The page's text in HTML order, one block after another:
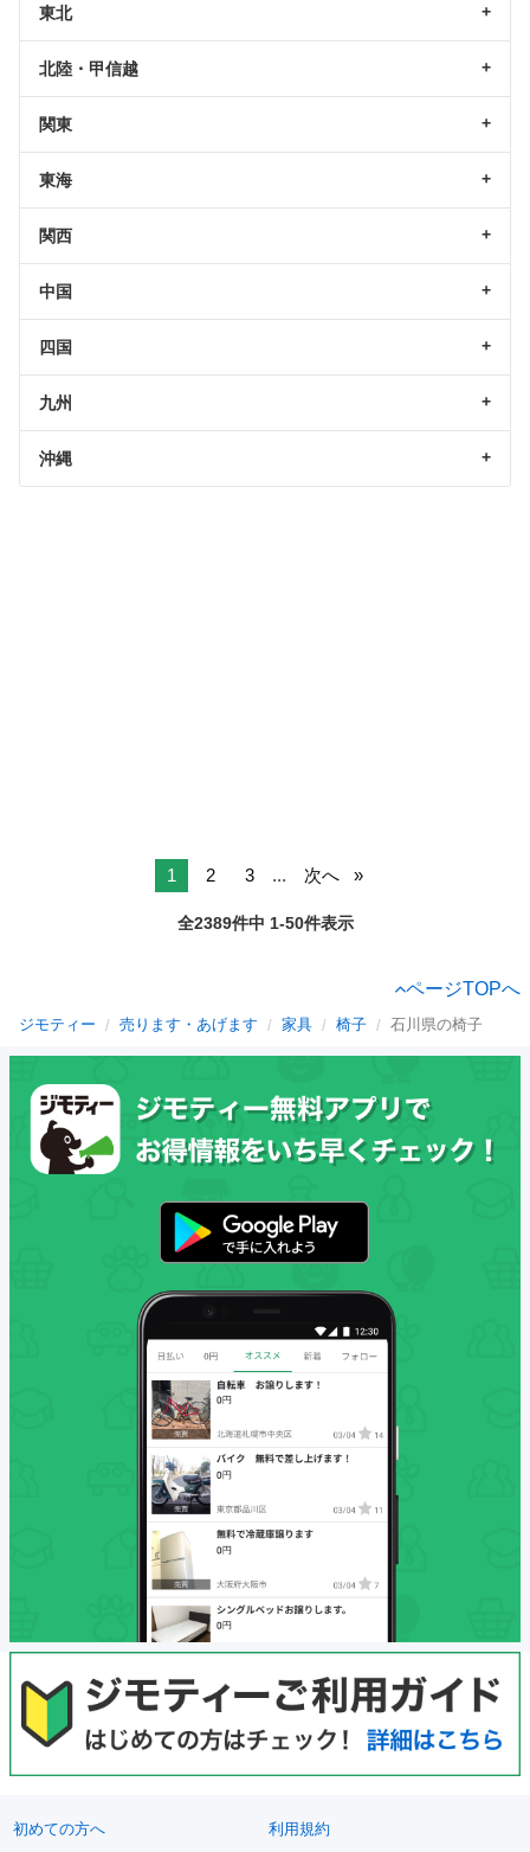
東北
北陸・甲信越
関東
東海
関西
中国
四国
九州
沖縄
1 2 3 ... 次へ
全2389件中 1-50件表示
ページTOPへ
ジモティー 売ります・あげます 家具 椅子 石川県の椅子
初めての方へ 利用規約